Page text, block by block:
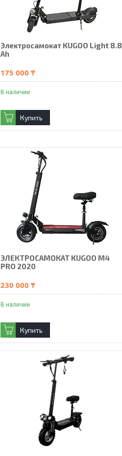
Электросамокат KUGOO Light 8.8
Ah
175 000 ₸
В наличии
Купить
ЭЛЕКТРОСАМОКАТ KUGOO M4
PRO 2020
230 000 ₸
В наличии
Купить